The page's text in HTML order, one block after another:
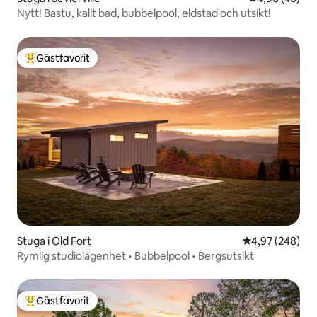
Nytt! Bastu, kallt bad, bubbelpool, eldstad och utsikt!
Populär gästfavorit
Gästfavorit
Stuga i Old Fort 4,97 av 5 i
4,97 (248)
Rymlig studiolägenhet • Bubbelpool • Bergsutsikt
Populär gästfavorit
Gästfavorit